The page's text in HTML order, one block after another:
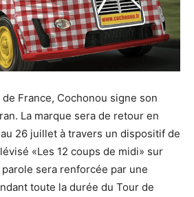
de France, Cochonou signe son
La marque sera de retour en
26 juillet à travers un dispositif de
«Les 12 coups de midi» sur
sera renforcée par une
toute la durée du Tour de